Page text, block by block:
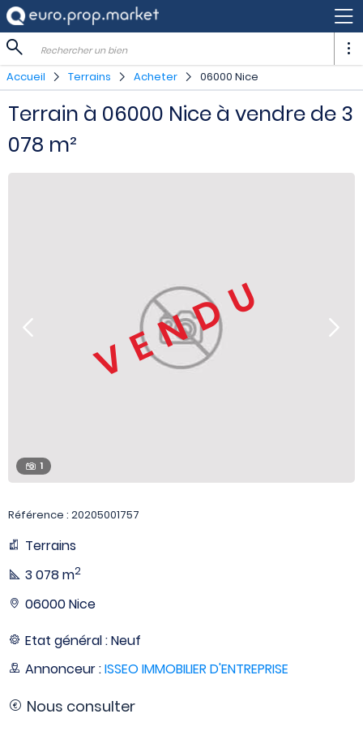
Rechercher un bien
Accueil Terrains Acheter 06000 Nice
Terrain à 06000 Nice à vendre de 3
078 m²
VENDU
1
Référence : 20205001757
Terrains
3 078 m2
06000 Nice
Etat général : Neuf
Annonceur :ISSEO IMMOBILIER D'ENTREPRISE
Nous consulter